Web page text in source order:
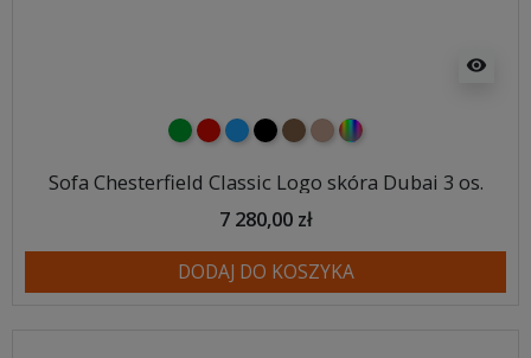
visibility
zielonyczerwony
niebieski
czarnybrązowy
jasnobrązowy
wybór koloru
Sofa Chesterfield Classic Logo skóra Dubai 3 os.
7 280,00 zł
DODAJ DO KOSZYKA